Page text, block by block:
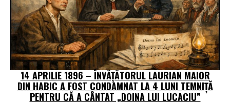
14 APRILIE 1896 – ÎNVĂȚĂTORUL LAURIAN MAIOR
DIN HABIC A FOST CONDAMNAT LA 4 LUNI TEMNIȚĂ
PENTRU CĂ A CÂNTAT „DOINA LUI LUCACIU”